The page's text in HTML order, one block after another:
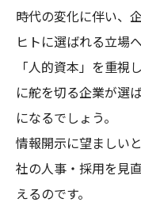
時代の変化に伴い、
ヒトに選ばれる立場
「人的資本」を重視
に舵を切る企業が選
になるでしょう。
情報開示に望ましい
社の人事・採用を見
えるのです。